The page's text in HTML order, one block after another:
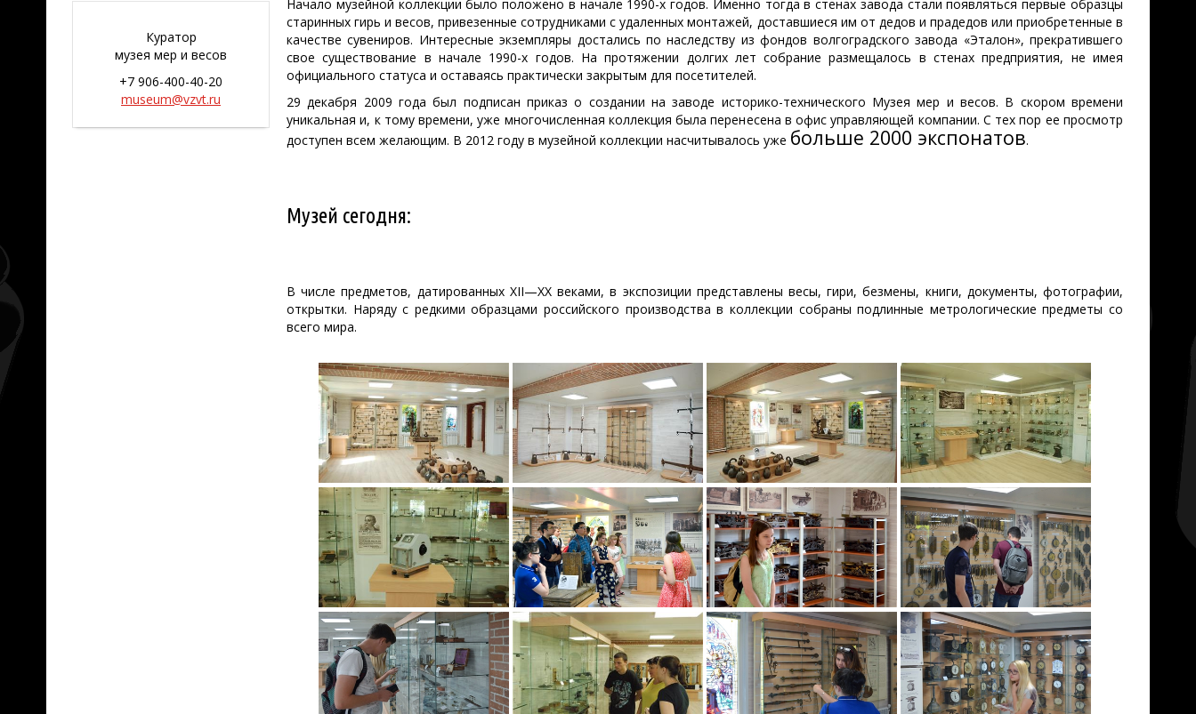
Куратор
музея мер и весов
+7 906-400-40-20
museum@vzvt.ru
Начало музейной коллекции было положено в начале 1990-х годов. Именно тогда в стенах завода стали появляться первые образцы
старинных гирь и весов, привезенные сотрудниками с удаленных монтажей, доставшиеся им от дедов и прадедов или приобретенные в
качестве сувениров. Интересные экземпляры достались по наследству из фондов волгоградского завода «Эталон», прекратившего
свое существование в начале 1990-х годов. На протяжении долгих лет собрание размещалось в стенах предприятия, не имея
официального статуса и оставаясь практически закрытым для посетителей.
29 декабря 2009 года был подписан приказ о создании на заводе историко-технического Музея мер и весов. В скором времени
уникальная и, к тому времени, уже многочисленная коллекция была перенесена в офис управляющей компании. С тех пор ее просмотр
доступен всем желающим. В 2012 году в музейной коллекции насчитывалось уже больше 2000 экспонатов.
Музей сегодня:
В числе предметов, датированных XII—XX веками, в экспозиции представлены весы, гири, безмены, книги, документы, фотографии,
открытки. Наряду с редкими образцами российского производства в коллекции собраны подлинные метрологические предметы со
всего мира.